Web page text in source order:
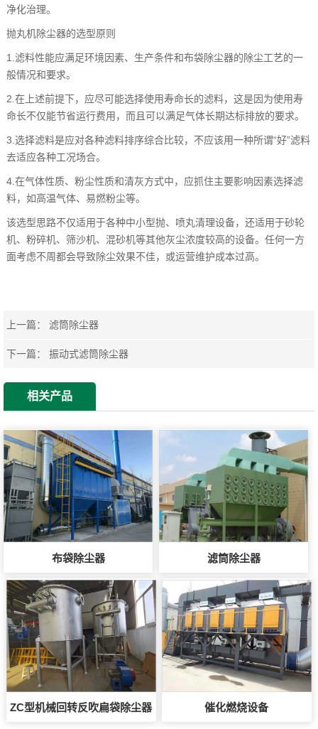
净化治理。
抛丸机除尘器的选型原则
1.滤料性能应满足环境因素、生产条件和布袋除尘器的除尘工艺的一
般情况和要求。
2.在上述前提下，应尽可能选择使用寿命长的滤料，这是因为使用寿
命长不仅能节省运行费用，而且可以满足气体长期达标排放的要求。
3.选择滤料是应对各种滤料排序综合比较，不应该用一种所谓“好”滤料
去适应各种工况场合。
4.在气体性质、粉尘性质和清灰方式中，应抓住主要影响因素选择滤
料，如高温气体、易燃粉尘等。
该选型思路不仅适用于各种中小型抛、喷丸清理设备，还适用于砂轮
机、粉碎机、筛沙机、混砂机等其他灰尘浓度较高的设备。任何一方
面考虑不周都会导致除尘效果不佳，或运营维护成本过高。
上一篇： 滤筒除尘器
下一篇：振动式滤筒除尘器
相关产品
布袋除尘器 滤筒除尘器
ZC型机械回转反吹扁袋除尘器 催化燃烧设备